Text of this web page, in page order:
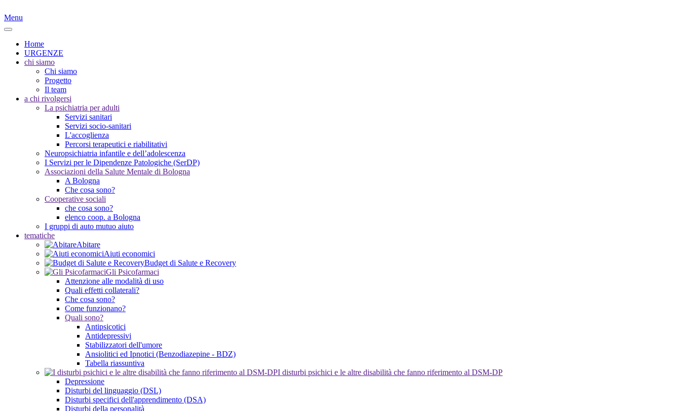
Menu
Home
URGENZE
chi siamo
Chi siamo
Progetto
Il team
a chi rivolgersi
La psichiatria per adulti
Servizi sanitari
Servizi socio-sanitari
L'accoglienza
Percorsi terapeutici e riabilitativi
Neuropsichiatria infantile e dell’adolescenza
I Servizi per le Dipendenze Patologiche (SerDP)
Associazioni della Salute Mentale di Bologna
A Bologna
Che cosa sono?
Cooperative sociali
che cosa sono?
elenco coop. a Bologna
I gruppi di auto mutuo aiuto
tematiche
Abitare
Aiuti economici
Budget di Salute e Recovery
Gli Psicofarmaci
Attenzione alle modalità di uso
Quali effetti collaterali?
Che cosa sono?
Come funzionano?
Quali sono?
Antipsicotici
Antidepressivi
Stabilizzatori dell'umore
Ansiolitici ed Ipnotici (Benzodiazepine - BDZ)
Tabella riassuntiva
I disturbi psichici e le altre disabilità che fanno riferimento al DSM-DP
Depressione
Disturbi del linguaggio (DSL)
Disturbi specifici dell'apprendimento (DSA)
Disturbi della personalità